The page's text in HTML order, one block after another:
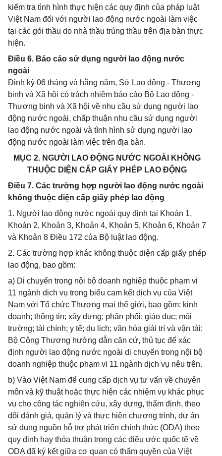
kiểm tra tình hình thực hiện các quy định của pháp luật
Việt Nam đối với người lao động nước ngoài làm việc
tại các gói thầu do nhà thầu trúng thầu trên địa bàn thực
hiện.
Điều 6. Báo cáo sử dụng người lao động nước
ngoài
Định kỳ 06 tháng và hằng năm, Sở Lao động - Thương
binh và Xã hội có trách nhiệm báo cáo Bộ Lao động -
Thương binh và Xã hội về nhu cầu sử dụng người lao
động nước ngoài, chấp thuận nhu cầu sử dụng người
lao động nước ngoài và tình hình sử dụng người lao
động nước ngoài làm việc trên địa bàn.
MỤC 2. NGƯỜI LAO ĐỘNG NƯỚC NGOÀI KHÔNG
THUỘC DIỆN CẤP GIẤY PHÉP LAO ĐỘNG
Điều 7. Các trường hợp người lao động nước ngoài
không thuộc diện cấp giấy phép lao động
1. Người lao động nước ngoài quy định tại Khoản 1,
Khoản 2, Khoản 3, Khoản 4, Khoản 5, Khoản 6, Khoản 7
và Khoản 8 Điều 172 của Bộ luật lao động.
2. Các trường hợp khác không thuộc diện cấp giấy phép
lao động, bao gồm:
a) Di chuyển trong nội bộ doanh nghiệp thuộc phạm vi
11 ngành dịch vụ trong biểu cam kết dịch vụ của Việt
Nam với Tổ chức Thương mại thế giới, bao gồm: kinh
doanh; thông tin; xây dựng; phân phối; giáo dục; môi
trường; tài chính; y tế; du lịch; văn hóa giải trí và vận tải;
Bộ Công Thương hướng dẫn căn cứ, thủ tục để xác
định người lao động nước ngoài di chuyển trong nội bộ
doanh nghiệp thuộc phạm vi 11 ngành dịch vụ nêu trên.
b) Vào Việt Nam để cung cấp dịch vụ tư vấn về chuyên
môn và kỹ thuật hoặc thực hiện các nhiệm vụ khác phục
vụ cho công tác nghiên cứu, xây dựng, thẩm định, theo
dõi đánh giá, quản lý và thực hiện chương trình, dự án
sử dụng nguồn hỗ trợ phát triển chính thức (ODA) theo
quy định hay thỏa thuận trong các điều ước quốc tế về
ODA đã ký kết giữa cơ quan có thẩm quyền của Việt